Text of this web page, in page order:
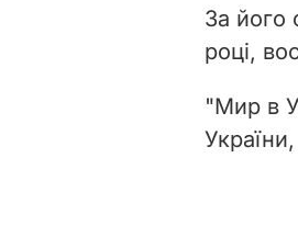
За його
році,
"Мир в